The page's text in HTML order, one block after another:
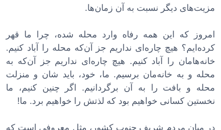
مزیت‌های دیگر نسبت به آن زمان‌ها.
امروز که این همه رفاه وارد محله شده، چرا ما قهر
کرده‌ایم؟ هیچ چاره‌ای نداریم جز آن‌که محله را آباد کنیم.
خانه‌هامان را آباد کنیم. هیچ چاره‌ای نداریم جز آن‌که به
محله و به خانه‌مان برسیم. ما، خود، باید شان و منزلت
محله و بافت را به آن برگردانیم. اگر چنین کنیم، ما
نخستین کسانی خواهیم بود که لذتش را خواهیم برد. ما!
در میان مردم شریف جنوب کشور، مثلِ معروفی است که